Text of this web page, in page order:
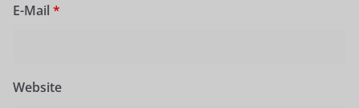
E-Mail *
Website